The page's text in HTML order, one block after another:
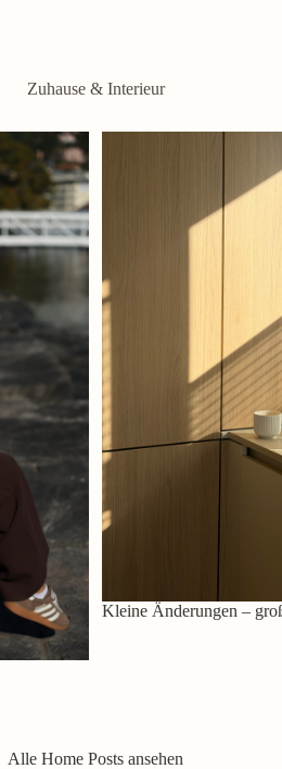
Zuhause & Interieur
Kleine Änderungen –
Alle Home Posts ansehen